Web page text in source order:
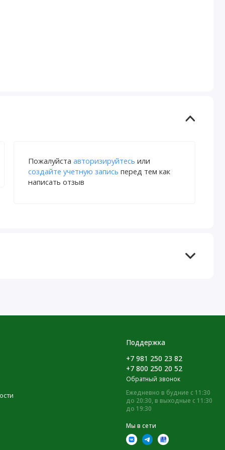
Пожалуйста авторизируйтесь или
создайте учетную запись перед тем как
написать отзыв
Поддержка
+7 981 250 23 82
+7 800 250 20 52
Обратный звонок
Ежедневно в будние с 11:30
до 20:30, в выходные с 11:30
до 19:30
Мы в сети